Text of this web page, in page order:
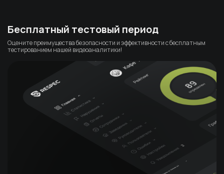
Бесплатный тестовый период
Оцените преимущества безопасности и эффективности с бесплатным
тестированием нашей видеоаналитики!